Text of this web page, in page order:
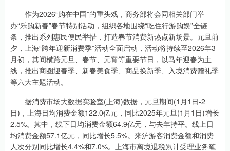
作为2026“购在中国”的重头戏，商务部将会同相关部门举
办“乐购新春”春节特别活动，组织各地围绕“吃住行游购娱”全链
条，推出系列惠民便民举措，打造春节消费新热点新场景。元旦前
夕，上海“跨年迎新消费季”活动全面启动，活动将持续至2026年3
月初，其间横跨元旦、春节、元宵等重要节日，以马年迎春为主
线，推出商圈迎春季、新春美食季、商品换新季、入境消费赠礼季
等六大主题活动。
据消费市场大数据实验室(上海)数据，元旦期间(1月1日-2
日)，上海日均消费金额122.0亿元，同比2025年元旦(1月1日)增长
2.5%。其中，线下日均消费金额64.9亿元，与去年持平。线上日
均消费金额57.1亿元，同比增长5.5%。来沪游客消费金额和消费
人次分别同比增长4.4%和7.0%。上海市离境退税累计受理业务笔